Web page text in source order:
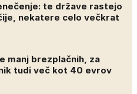
te države rastejo
nekatere celo večkrat
manj brezplačnih, za
tudi več kot 40 evrov